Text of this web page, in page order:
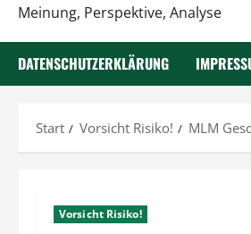
Meinung, Perspektive, Analyse
DATENSCHUTZERKLÄRUNG
Start Vorsicht Risiko! MLM
Vorsicht Risiko!